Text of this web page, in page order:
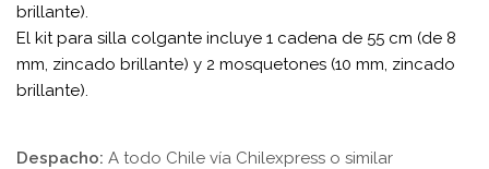
brillante).
El kit para silla colgante incluye 1 cadena de 55 cm (de 8
mm, zincado brillante) y 2 mosquetones (10 mm, zincado
brillante).
Despacho: A todo Chile vía Chilexpress o similar